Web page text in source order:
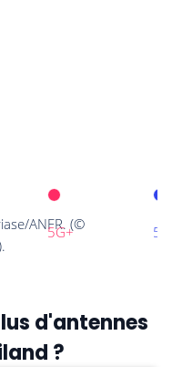
d'antennes
?